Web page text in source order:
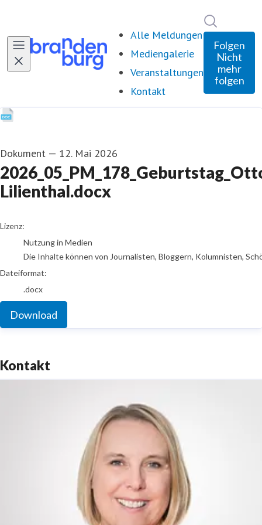
Alle Meldungen
Mediengalerie
Veranstaltungen
Kontakt
Folgen
Nicht
mehr
folgen
Dokument — 12. Mai 2026
Lilienthal.docx
go to media item
Lizenz:
Nutzung in Medien
Die Inhalte können von Journalisten, Bloggern, Kolumnisten,
Dateiformat:
.docx
Download
Kontakt